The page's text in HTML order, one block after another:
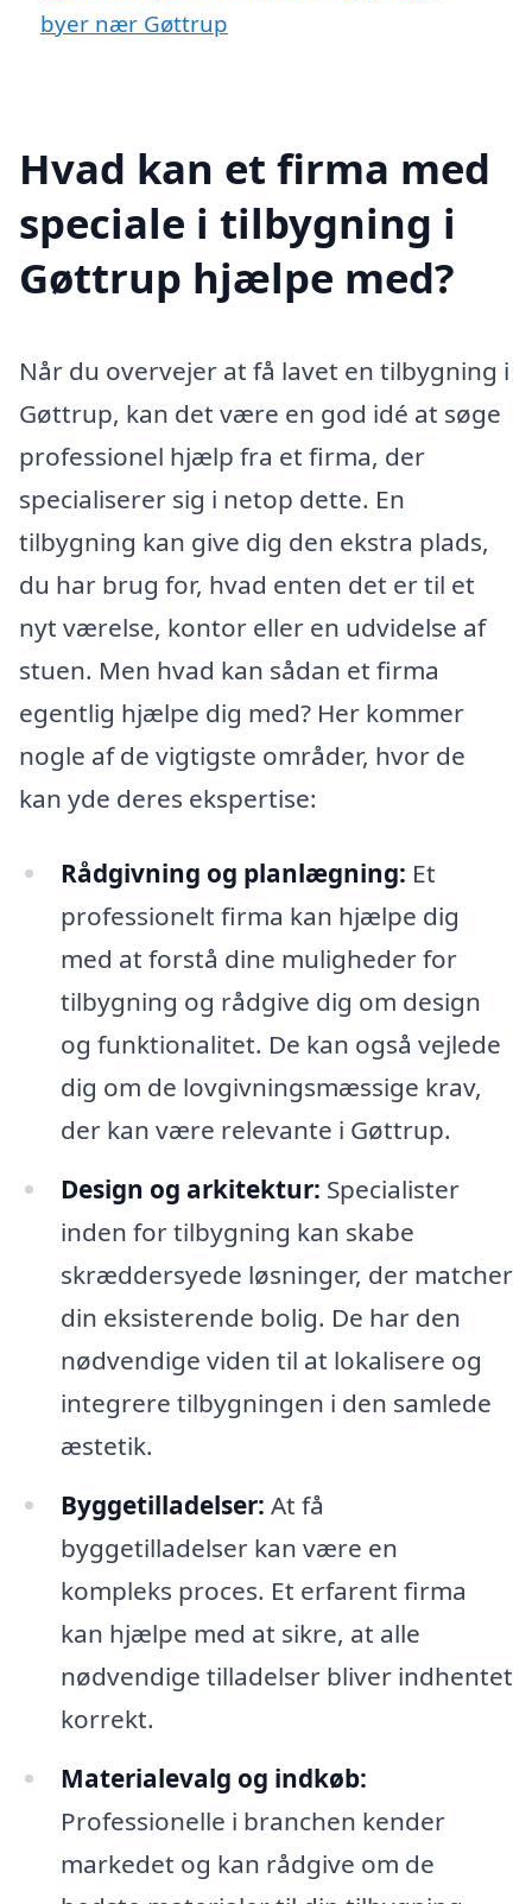
byer nær Gøttrup
Hvad kan et firma med
speciale i tilbygning i
Gøttrup hjælpe med?
Når du overvejer at få lavet en tilbygning i
Gøttrup, kan det være en god idé at søge
professionel hjælp fra et firma, der
specialiserer sig i netop dette. En
tilbygning kan give dig den ekstra plads,
du har brug for, hvad enten det er til et
nyt værelse, kontor eller en udvidelse af
stuen. Men hvad kan sådan et firma
egentlig hjælpe dig med? Her kommer
nogle af de vigtigste områder, hvor de
kan yde deres ekspertise:
Rådgivning og planlægning: Et
professionelt firma kan hjælpe dig
med at forstå dine muligheder for
tilbygning og rådgive dig om design
og funktionalitet. De kan også vejlede
dig om de lovgivningsmæssige krav,
der kan være relevante i Gøttrup.
Design og arkitektur: Specialister
inden for tilbygning kan skabe
skræddersyede løsninger, der matcher
din eksisterende bolig. De har den
nødvendige viden til at lokalisere og
integrere tilbygningen i den samlede
æstetik.
Byggetilladelser: At få
byggetilladelser kan være en
kompleks proces. Et erfarent firma
kan hjælpe med at sikre, at alle
nødvendige tilladelser bliver indhentet
korrekt.
Materialevalg og indkøb:
Professionelle i branchen kender
markedet og kan rådgive om de